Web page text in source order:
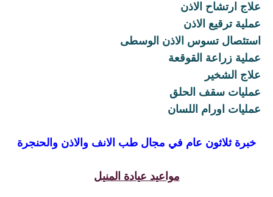
علاج ارتشاح الاذن
عملية ترقيع الاذن
استئصال تسوس الاذن الوسطى
عملية زراعة القوقعة
علاج الشخير
عمليات سقف الحلق
عمليات اورام اللسان
خبرة ثلاثون عام في مجال طب الانف والاذن والحنجرة
مواعيد عيادة المنيل